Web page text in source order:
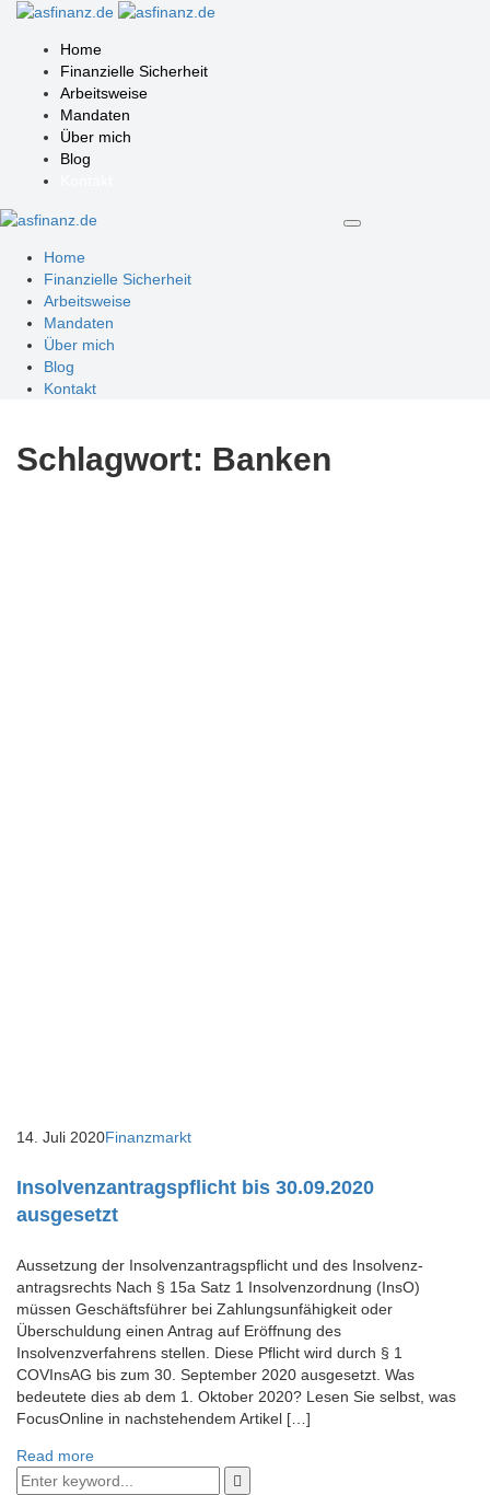
Home
Finanzielle Sicherheit
Arbeitsweise
Mandaten
Über mich
Blog
Home
Finanzielle Sicherheit
Arbeitsweise
Mandaten
Über mich
Blog
Kontakt
Schlagwort: Banken
14. Juli 2020Finanzmarkt
Insolvenzantragspflicht bis 30.09.2020
ausgesetzt
Aussetzung der Insolvenz­antrags­pflicht und des Insolvenz­­
antrags­rechts Nach § 15a Satz 1 Insolvenzordnung (InsO)
müssen Geschäftsführer bei Zahlungsunfähigkeit oder
Überschuldung einen Antrag auf Er­öffnung des
Insolvenzverfahrens stellen. Diese Pflicht wird durch § 1
COVInsAG bis zum 30. ­September 2020 ausgesetzt. Was
bedeutete dies ab dem 1. Oktober 2020? Lesen Sie selbst, was
FocusOnline in nachstehendem Artikel […]
Read more